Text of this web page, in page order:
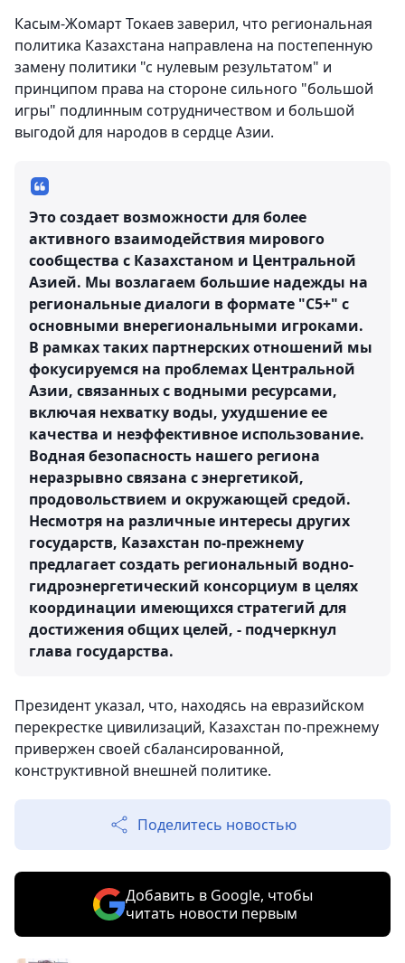
Касым-Жомарт Токаев заверил, что региональная
политика Казахстана направлена на постепенную
замену политики "с нулевым результатом" и
принципом права на стороне сильного "большой
игры" подлинным сотрудничеством и большой
выгодой для народов в сердце Азии.
Это создает возможности для более
активного взаимодействия мирового
сообщества с Казахстаном и Центральной
Азией. Мы возлагаем большие надежды на
региональные диалоги в формате "С5+" с
основными внерегиональными игроками.
В рамках таких партнерских отношений мы
фокусируемся на проблемах Центральной
Азии, связанных с водными ресурсами,
включая нехватку воды, ухудшение ее
качества и неэффективное использование.
Водная безопасность нашего региона
неразрывно связана с энергетикой,
продовольствием и окружающей средой.
Несмотря на различные интересы других
государств, Казахстан по-прежнему
предлагает создать региональный водно-
гидроэнергетический консорциум в целях
координации имеющихся стратегий для
достижения общих целей, - подчеркнул
глава государства.
Президент указал, что, находясь на евразийском
перекрестке цивилизаций, Казахстан по-прежнему
привержен своей сбалансированной,
конструктивной внешней политике.
Поделитесь новостью
Добавить в Google, чтобы
читать новости первым